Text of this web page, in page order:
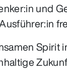
und
Spirit